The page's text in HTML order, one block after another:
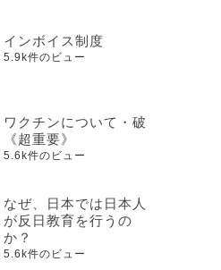
インボイス制度
5.9k件のビュー
ワクチンについて・破
《超重要》
5.6k件のビュー
なぜ、日本では日本人
が反日教育を行うの
か？
5.6k件のビュー